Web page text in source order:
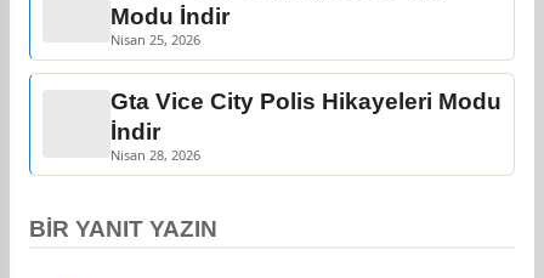
Modu İndir
Nisan 25, 2026
Gta Vice City Polis Hikayeleri Modu
İndir
Nisan 28, 2026
BIR YANIT YAZIN